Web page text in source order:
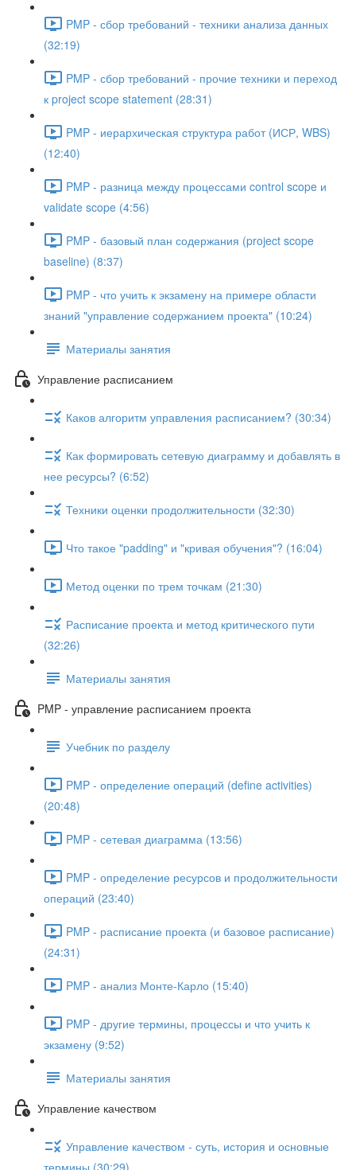
PMP - сбор требований - техники анализа данных
(32:19)
PMP - сбор требований - прочие техники и переход
к project scope statement (28:31)
PMP - иерархическая структура работ (ИСР, WBS)
(12:40)
PMP - разница между процессами control scope и
validate scope (4:56)
PMP - базовый план содержания (project scope
baseline) (8:37)
PMP - что учить к экзамену на примере области
знаний "управление содержанием проекта" (10:24)
Материалы занятия
Управление расписанием
Каков алгоритм управления расписанием? (30:34)
Как формировать сетевую диаграмму и добавлять в
нее ресурсы? (6:52)
Техники оценки продолжительности (32:30)
Что такое "padding" и "кривая обучения"? (16:04)
Метод оценки по трем точкам (21:30)
Расписание проекта и метод критического пути
(32:26)
Материалы занятия
PMP - управление расписанием проекта
Учебник по разделу
PMP - определение операций (define activities)
(20:48)
PMP - сетевая диаграмма (13:56)
PMP - определение ресурсов и продолжительности
операций (23:40)
PMP - расписание проекта (и базовое расписание)
(24:31)
PMP - анализ Монте-Карло (15:40)
PMP - другие термины, процессы и что учить к
экзамену (9:52)
Материалы занятия
Управление качеством
Управление качеством - суть, история и основные
термины (30:29)